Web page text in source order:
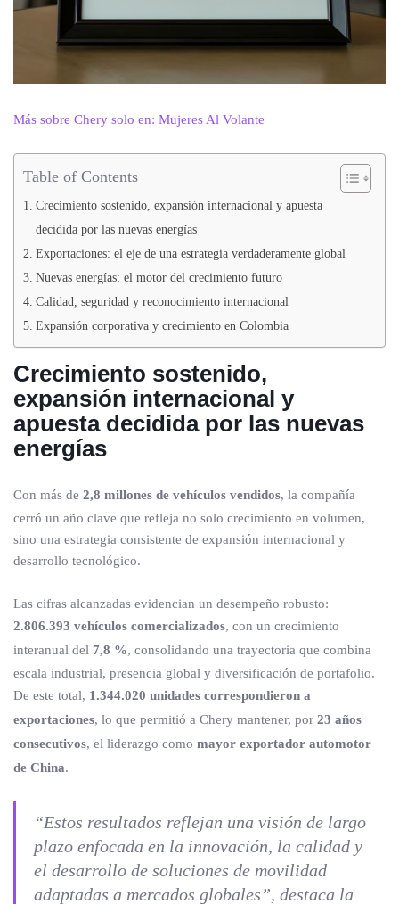
Más sobre Chery solo en: Mujeres Al Volante
Table of Contents
Crecimiento sostenido, expansión internacional y apuesta
decidida por las nuevas energías
Exportaciones: el eje de una estrategia verdaderamente global
Nuevas energías: el motor del crecimiento futuro
Calidad, seguridad y reconocimiento internacional
Expansión corporativa y crecimiento en Colombia
Crecimiento sostenido,
expansión internacional y
apuesta decidida por las nuevas
energías
Con más de 2,8 millones de vehículos vendidos, la compañía
cerró un año clave que refleja no solo crecimiento en volumen,
sino una estrategia consistente de expansión internacional y
desarrollo tecnológico.
Las cifras alcanzadas evidencian un desempeño robusto:
2.806.393 vehículos comercializados, con un crecimiento
interanual del 7,8 %, consolidando una trayectoria que combina
escala industrial, presencia global y diversificación de portafolio.
De este total, 1.344.020 unidades correspondieron a
exportaciones, lo que permitió a Chery mantener, por 23 años
consecutivos, el liderazgo como mayor exportador automotor
de China.
“Estos resultados reflejan una visión de largo
plazo enfocada en la innovación, la calidad y
el desarrollo de soluciones de movilidad
adaptadas a mercados globales”, destaca la